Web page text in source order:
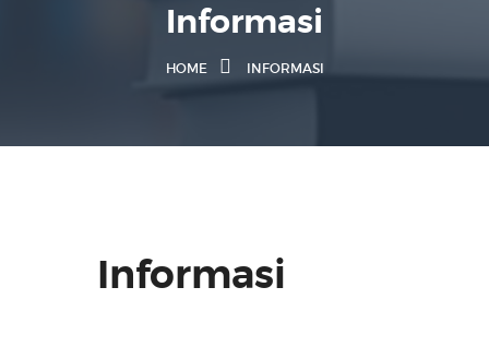
Informasi
HOME INFORMASI
Informasi